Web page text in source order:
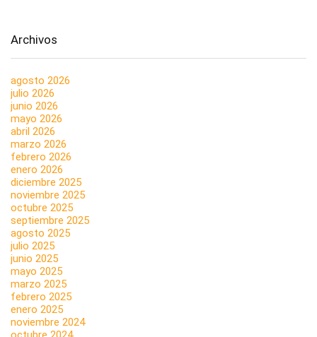
Archivos
agosto 2026
julio 2026
junio 2026
mayo 2026
abril 2026
marzo 2026
febrero 2026
enero 2026
diciembre 2025
noviembre 2025
octubre 2025
septiembre 2025
agosto 2025
julio 2025
junio 2025
mayo 2025
marzo 2025
febrero 2025
enero 2025
noviembre 2024